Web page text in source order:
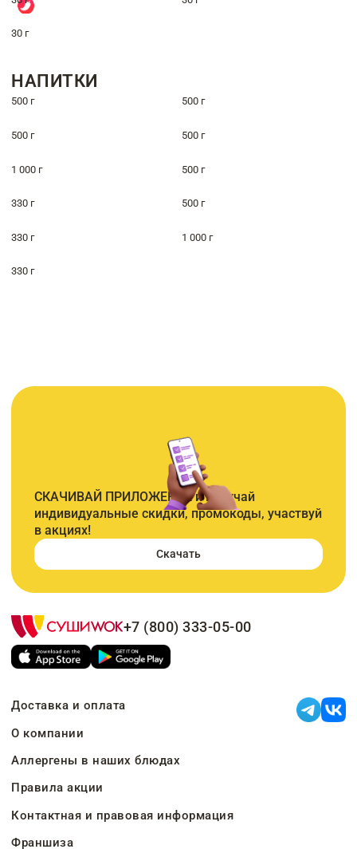
30 г
НАПИТКИ
500 г 500 г
500 г 500 г
1 000 г 500 г
330 г 500 г
330 г 1 000 г
330 г
СКАЧИВАЙ ПРИЛОЖЕНИЕ и получай
индивидуальные скидки, промокоды, участвуй
в акциях!
Скачать
+7 (800) 333-05-00
Доставка и оплата
О компании
Аллергены в наших блюдах
Правила акции
Контактная и правовая информация
Франшиза